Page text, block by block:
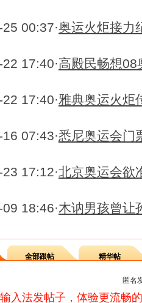
00:37·奥运火炬接力
17:40·高殿民畅想08
17:40·雅典奥运火炬
07:43·悉尼奥运会门
17:12·北京奥运会欲
18:46·木讷男孩曾让
全部跟帖 精华帖
匿名
入法发帖子，体验更流畅